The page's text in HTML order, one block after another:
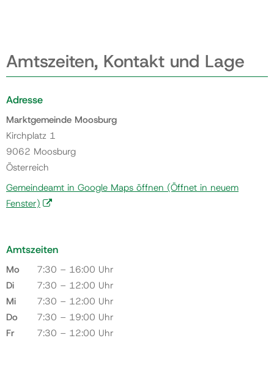
Amtszeiten, Kontakt und Lage
Adresse
Marktgemeinde Moosburg
Kirchplatz 1
9062 Moosburg
Österreich
Gemeindeamt in Google Maps öffnen (Öffnet in neuem
Fenster)
Amtszeiten
Mo
7:30 – 16:00 Uhr
Di
7:30 – 12:00 Uhr
Mi
7:30 – 12:00 Uhr
Do
7:30 – 19:00 Uhr
Fr
7:30 – 12:00 Uhr